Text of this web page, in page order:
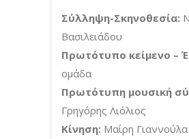
Σύλληψη-Σκηνοθεσία:
Βασιλειάδου
Πρωτότυπο κείμενο –
ομάδα
Πρωτότυπη μουσική
Γρηγόρης Λιόλιος
Κίνηση: Μαίρη Γιαννούλα